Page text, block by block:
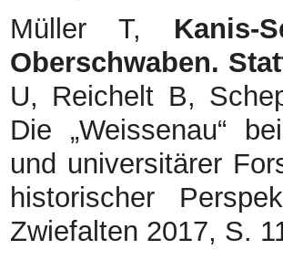
Müller T, Kanis-
Oberschwaben.
U, Reichelt B,
Die „Weissenau“
und universitärer
historischer
Zwiefalten 2017, S.